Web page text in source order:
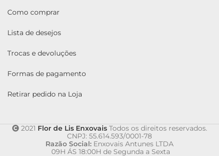
Como comprar
Lista de desejos
Trocas e devoluções
Formas de pagamento
Retirar pedido na Loja
2021 Flor de Lis EnxovaisTodos os direitos reservados.
CNPJ: 55.614.593/0001-78
Razão Social: Enxovais Antunes LTDA
09H ÁS 18:00H de Segunda a Sexta